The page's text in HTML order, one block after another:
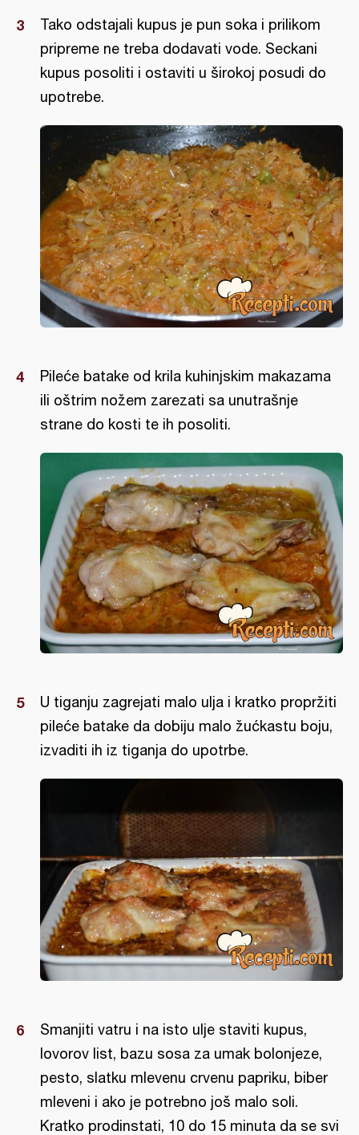
Tako odstajali kupus je pun soka i prilikom
pripreme ne treba dodavati vode. Seckani
kupus posoliti i ostaviti u širokoj posudi do
upotrebe.
Pileće batake od krila kuhinjskim makazama
ili oštrim nožem zarezati sa unutrašnje
strane do kosti te ih posoliti.
U tiganju zagrejati malo ulja i kratko propržiti
pileće batake da dobiju malo žućkastu boju,
izvaditi ih iz tiganja do upotrbe.
Smanjiti vatru i na isto ulje staviti kupus,
lovorov list, bazu sosa za umak bolonjeze,
pesto, slatku mlevenu crvenu papriku, biber
mleveni i ako je potrebno još malo soli.
Kratko prodinstati, 10 do 15 minuta da se svi